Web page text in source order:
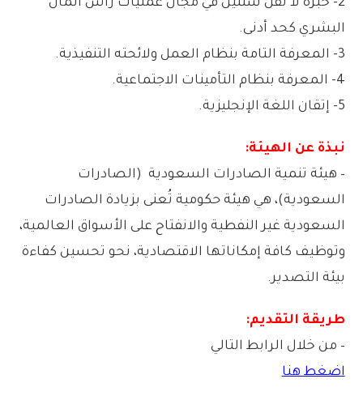
البشري كحد أدنى.
3- المعرفة التامة بنظام العمل ولائحته التنفيذية.
4- المعرفة بنظام التأمينات الاجتماعية.
5- إتقان اللغة الإنجليزية.
نبذة عن الهيئة:
– هيئة تنمية الصادرات السعودية (الصادرات
السعودية)، هي هيئة حكومية تُعنى بزيادة الصادرات
السعودية غير النفطية والانفتاح على الأسواق العالمية،
وتوظيف كافة إمكاناتها الاقتصادية، نحو تحسين كفاءة
بيئة التصدير.
طريقة التقديم:
– من خلال الرابط التالي
اضغط هنا